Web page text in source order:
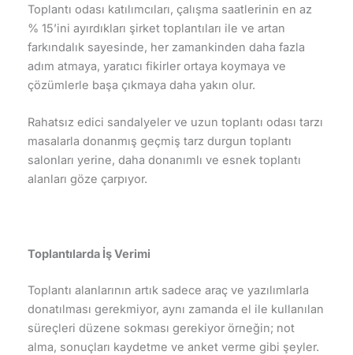
Toplantı odası katılımcıları, çalışma saatlerinin en az
% 15’ini ayırdıkları şirket toplantıları ile ve artan
farkındalık sayesinde, her zamankinden daha fazla
adım atmaya, yaratıcı fikirler ortaya koymaya ve
çözümlerle başa çıkmaya daha yakın olur.
Rahatsız edici sandalyeler ve uzun toplantı odası tarzı
masalarla donanmış geçmiş tarz durgun toplantı
salonları yerine, daha donanımlı ve esnek toplantı
alanları göze çarpıyor.
Toplantılarda İş Verimi
Toplantı alanlarının artık sadece araç ve yazılımlarla
donatılması gerekmiyor, aynı zamanda el ile kullanılan
süreçleri düzene sokması gerekiyor örneğin; not
alma, sonuçları kaydetme ve anket verme gibi şeyler.